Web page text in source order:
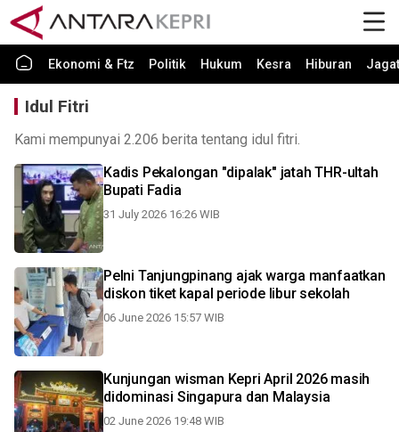
Ekonomi & Ftz Politik Hukum Kesra Hiburan Jagat
Idul Fitri
Kami mempunyai 2.206 berita tentang idul fitri.
Kadis Pekalongan "dipalak" jatah THR-ultah
Bupati Fadia
31 July 2026 16:26 WIB
Pelni Tanjungpinang ajak warga manfaatkan
diskon tiket kapal periode libur sekolah
06 June 2026 15:57 WIB
Kunjungan wisman Kepri April 2026 masih
didominasi Singapura dan Malaysia
02 June 2026 19:48 WIB